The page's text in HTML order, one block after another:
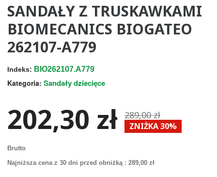
SANDAŁY Z TRUSKAWKAMI
BIOMECANICS BIOGATEO
262107-A779
Indeks: BIO262107.A779
Kategoria: Sandały dziecięce
202,30 zł 289,00 zł
ZNIŻKA 30%
Brutto
Najniższa cena z 30 dni przed obniżką : 289,00 zł